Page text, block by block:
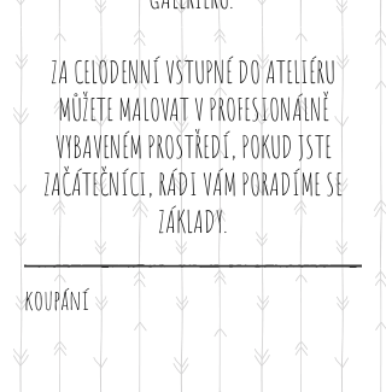
ZA CELODENNÍ VSTUPNÉ DO ATELIÉRU
MŮŽETE MALOVAT V PROFESIONÁLNĚ
VYBAVENÉM PROSTŘEDÍ, POKUD JSTE
ZAČÁTEČNÍCI, RÁDI VÁM PORADÍME SE
ZÁKLADY.
koupání